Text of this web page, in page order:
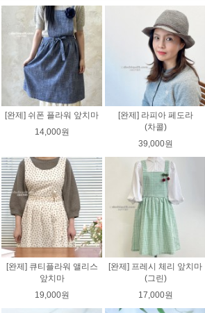
[완제] 쉬폰 플라워 앞치마
14,000원
[완제] 라피아 페도라
(차콜)
39,000원
[완제] 큐티플라워 앨리스
앞치마
19,000원
[완제] 프레시 체리 앞치마
(그린)
17,000원